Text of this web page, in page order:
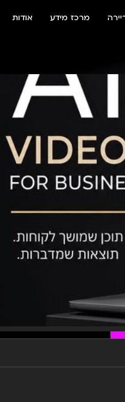
מרכז מידע אודות